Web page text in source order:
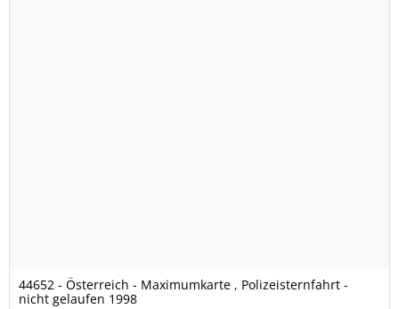
44652 - Österreich - Maximumkarte , Polizeisternfahrt -
nicht gelaufen 1998